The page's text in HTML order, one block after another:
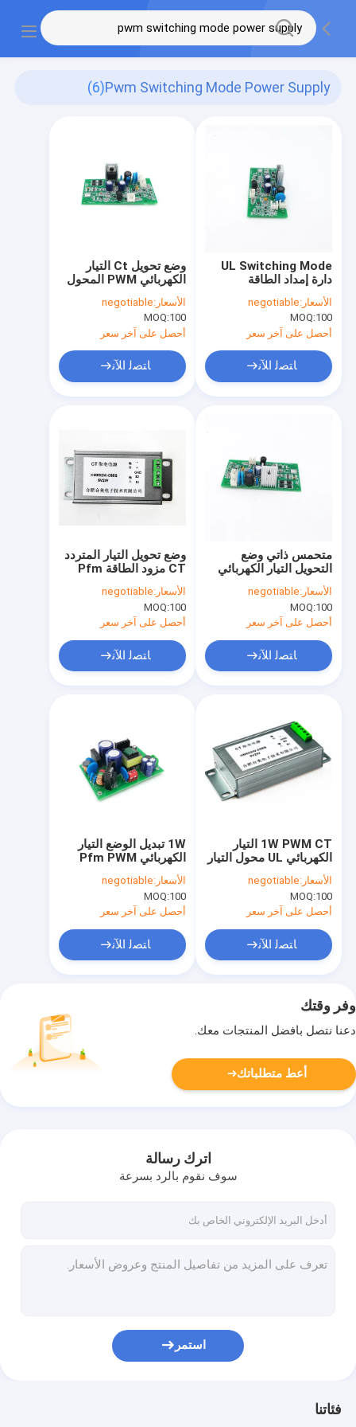
Pwm Switching Mode Power Supply
(6)
وضع تحويل Ct التيار
الكهربائي PWM المحول
الحالي
الأسعار:negotiable
MOQ:100
أحصل على آخر سعر
ﺎﺘﺼﻟ ﺍﻶﻧ
UL Switching Mode
دارة إمداد الطاقة
منظمات الجهد LPS
الأسعار:negotiable
MOQ:100
أحصل على آخر سعر
ﺎﺘﺼﻟ ﺍﻶﻧ
وضع تحويل التيار المتردد
CT مزود الطاقة Pfm
الطاقة الكهرومغناطيسية
الأسعار:negotiable
MOQ:100
أحصل على آخر سعر
ﺎﺘﺼﻟ ﺍﻶﻧ
متحمس ذاتي وضع
التحويل التيار الكهربائي
الناتج المحول 1W
الأسعار:negotiable
MOQ:100
أحصل على آخر سعر
ﺎﺘﺼﻟ ﺍﻶﻧ
1W تبديل الوضع التيار
الكهربائي Pfm PWM
المحول الحالي
الأسعار:negotiable
MOQ:100
أحصل على آخر سعر
ﺎﺘﺼﻟ ﺍﻶﻧ
1W PWM CT التيار
الكهربائي UL محول التيار
الكهربائي التبديل
الأسعار:negotiable
MOQ:100
أحصل على آخر سعر
ﺎﺘﺼﻟ ﺍﻶﻧ
وفر وقتك
دعنا نتصل بأفضل المنتجات معك.
أعط متطلباتك
اترك رسالة
سوف نقوم بالرد بسرعة
استمر
فئاتنا